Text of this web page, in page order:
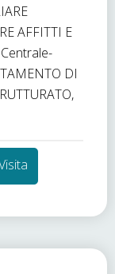
AFFITTI E
DI